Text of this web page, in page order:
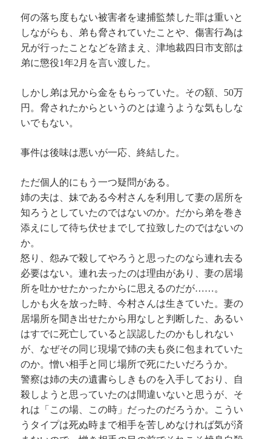
何の落ち度もない被害者を逮捕監禁した罪は重いと
しながらも、弟も脅されていたことや、傷害行為は
兄が行ったことなどを踏まえ、津地裁四日市支部は
弟に懲役1年2月を言い渡した。
しかし弟は兄から金をもらっていた。その額、50万
円。脅されたからというのとは違うような気もしな
いでもない。
事件は後味は悪いが一応、終結した。
ただ個人的にもう一つ疑問がある。
姉の夫は、妹である今村さんを利用して妻の居所を
知ろうとしていたのではないのか。だから弟を巻き
添えにして待ち伏せまでして拉致したのではないの
か。
怒り、怨みで殺してやろうと思ったのなら連れ去る
必要はない。連れ去ったのは理由があり、妻の居場
所を吐かせたかったからに思えるのだが……。
しかも火を放った時、今村さんは生きていた。妻の
居場所を聞き出せたから用なしと判断した、あるい
はすでに死亡していると誤認したのかもしれない
が、なぜその同じ現場で姉の夫も炎に包まれていた
のか。憎い相手と同じ場所で死にたいだろうか。
警察は姉の夫の遺書らしきものを入手しており、自
殺しようと思っていたのは間違いないと思うが、そ
れは「この場、この時」だったのだろうか。こうい
うタイプは死ぬ時まで相手を苦しめなければ気が済